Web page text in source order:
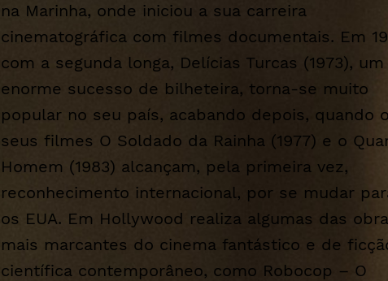
na Marinha, onde iniciou a sua carreira
cinematográfica com filmes documentais. Em
com a segunda longa, Delícias Turcas (1973), um
enorme sucesso de bilheteira, torna-se muito
popular no seu país, acabando depois, quando
seus filmes O Soldado da Rainha (1977) e o
Homem (1983) alcançam, pela primeira vez,
reconhecimento internacional, por se mudar
os EUA. Em Hollywood realiza algumas das
mais marcantes do cinema fantástico e de
científica contemporâneo, como Robocop – O